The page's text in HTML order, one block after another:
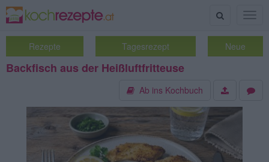
Suche
Rezepte Tagesrezept Neue
Backfisch aus der Heißluftfritteuse
Ab ins Kochbuch